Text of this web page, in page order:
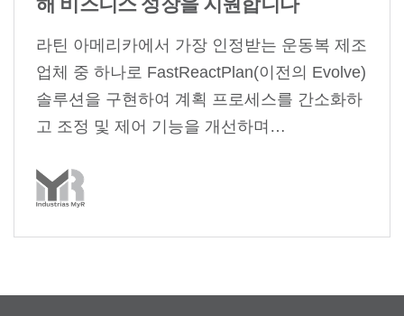
라틴 아메리카에서 가장 인정받는 운동복 제조
업체 중 하나로 FastReactPlan(이전의 Evolve)
솔루션을 구현하여 계획 프로세스를 간소화하
고 조정 및 제어 기능을 개선하며…